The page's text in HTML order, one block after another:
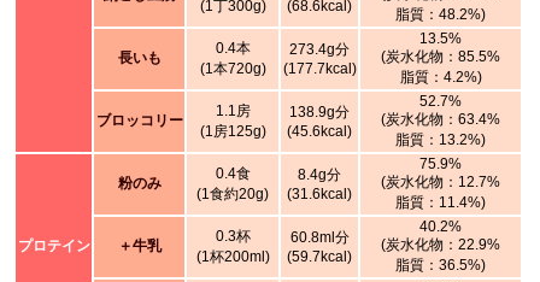
(1丁300g)
(68.6kcal)
脂質：48.2%)
長いも
0.4本
(1本720g)
273.4g分
(177.7kcal)
13.5%
(炭水化物：85.5%
脂質：4.2%)
ブロッコリー
1.1房
(1房125g)
138.9g分
(45.6kcal)
52.7%
(炭水化物：63.4%
脂質：13.2%)
プロテイン
粉のみ
0.4食
(1食約20g)
8.4g分
(31.6kcal)
75.9%
(炭水化物：12.7%
脂質：11.4%)
＋牛乳
0.3杯
(1杯200ml)
60.8ml分
(59.7kcal)
40.2%
(炭水化物：22.9%
脂質：36.5%)